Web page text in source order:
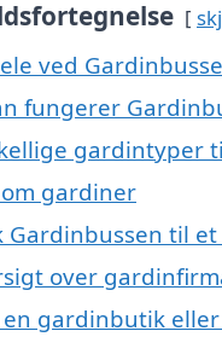
ved
fungerer
gardintyper
om gardiner
Gardinbussen til
over
en gardinbutik